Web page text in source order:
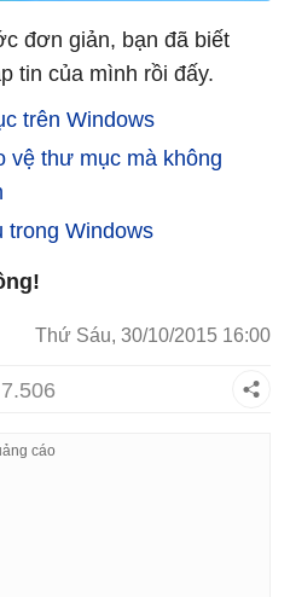
đơn giản, bạn đã biết
tin của mình rồi đấy.
trên Windows
vệ thư mục mà không
trong Windows
Thứ Sáu, 30/10/2015 16:00
7.506